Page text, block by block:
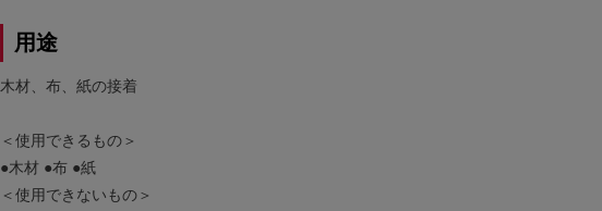
用途
木材、布、紙の接着
＜使用できるもの＞
●木材 ●布 ●紙
＜使用できないもの＞